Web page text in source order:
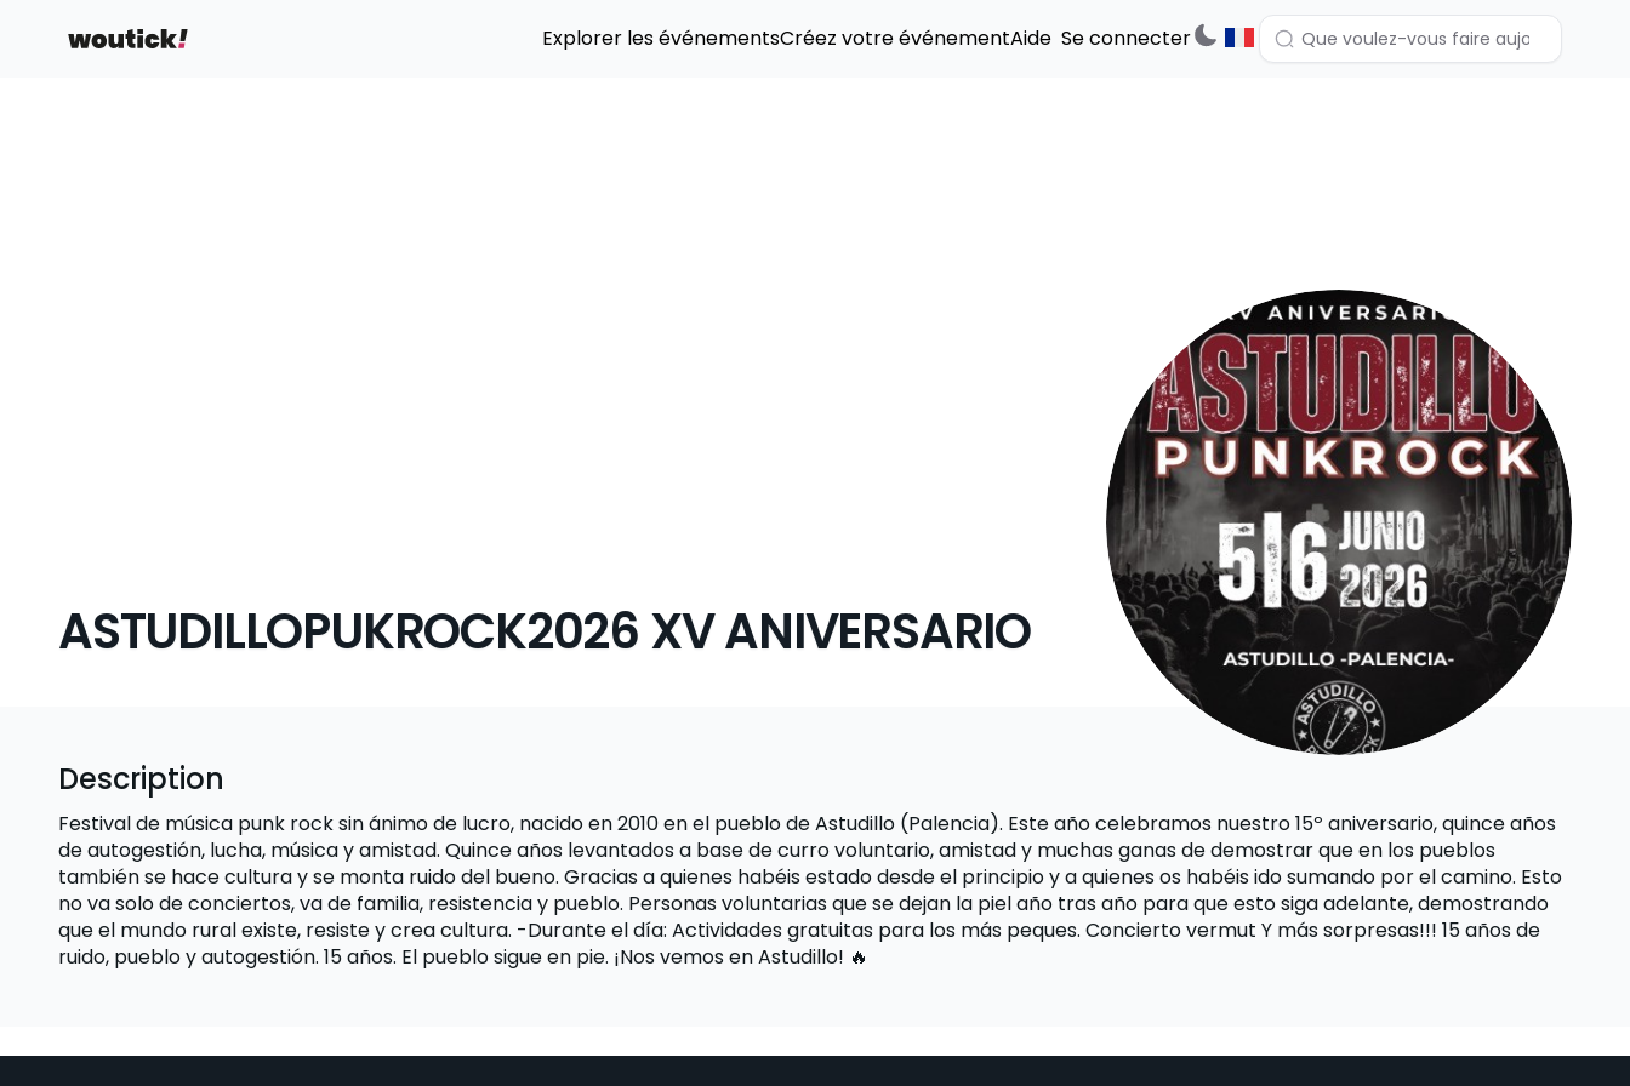
Explorer les événementsCréez votre événementAide Se connecter
ASTUDILLOPUKROCK2026 XV ANIVERSARIO
Description
Festival de música punk rock sin ánimo de lucro, nacido en 2010 en el pueblo de Astudillo (Palencia). Este año celebramos nuestro 15º aniversario, quince años
de autogestión, lucha, música y amistad. Quince años levantados a base de curro voluntario, amistad y muchas ganas de demostrar que en los pueblos
también se hace cultura y se monta ruido del bueno. Gracias a quienes habéis estado desde el principio y a quienes os habéis ido sumando por el camino. Esto
no va solo de conciertos, va de familia, resistencia y pueblo. Personas voluntarias que se dejan la piel año tras año para que esto siga adelante, demostrando
que el mundo rural existe, resiste y crea cultura. -Durante el día: Actividades gratuitas para los más peques. Concierto vermut Y más sorpresas!!! 15 años de
ruido, pueblo y autogestión. 15 años. El pueblo sigue en pie. ¡Nos vemos en Astudillo! 🔥